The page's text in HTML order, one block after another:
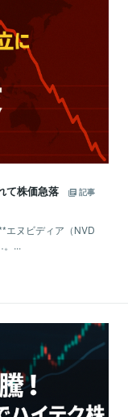
て株価急落
記事
エヌビディア（NVD
...